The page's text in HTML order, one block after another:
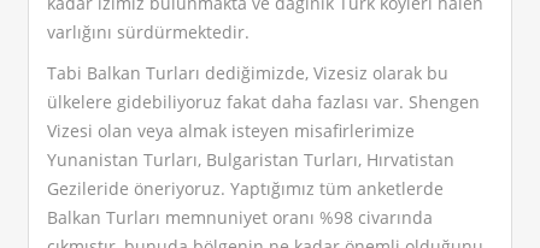
varlığını sürdürmektedir.
Tabi Balkan Turları dediğimizde, Vizesiz olarak bu
ülkelere gidebiliyoruz fakat daha fazlası var. Shengen
Vizesi olan veya almak isteyen misafirlerimize
Yunanistan Turları, Bulgaristan Turları, Hırvatistan
Gezileride öneriyoruz. Yaptığımız tüm anketlerde
Balkan Turları memnuniyet oranı %98 civarında